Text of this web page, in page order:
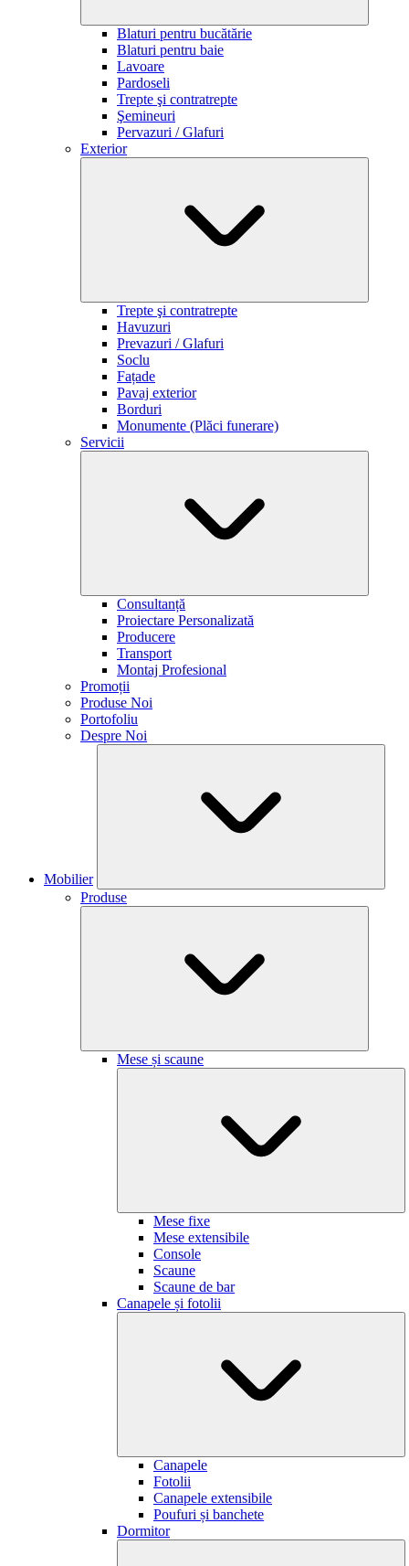
Blaturi pentru bucătărie
Blaturi pentru baie
Lavoare
Pardoseli
Trepte şi contratrepte
Şemineuri
Pervazuri / Glafuri
Exterior
Trepte şi contratrepte
Havuzuri
Prevazuri / Glafuri
Soclu
Fațade
Pavaj exterior
Borduri
Monumente (Plăci funerare)
Servicii
Consultanță
Proiectare Personalizată
Producere
Transport
Montaj Profesional
Promoții
Produse Noi
Portofoliu
Despre Noi
Mobilier
Produse
Mese și scaune
Mese fixe
Mese extensibile
Console
Scaune
Scaune de bar
Canapele și fotolii
Canapele
Fotolii
Canapele extensibile
Poufuri și banchete
Dormitor